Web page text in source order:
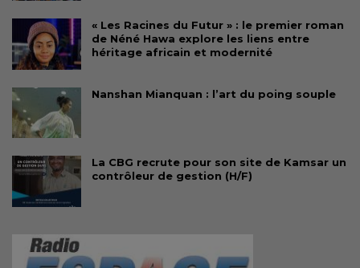
« Les Racines du Futur » : le premier roman
de Néné Hawa explore les liens entre
héritage africain et modernité
Nanshan Mianquan : l’art du poing souple
La CBG recrute pour son site de Kamsar un
contrôleur de gestion (H/F)